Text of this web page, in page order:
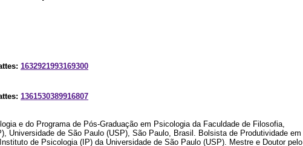
1632921993169300
1361530389916807
e do Programa de Pós-Graduação em Psicologia da Faculdade de Filosofia,
Universidade de São Paulo (USP), São Paulo, Brasil. Bolsista de Produtividade em
de Psicologia (IP) da Universidade de São Paulo (USP). Mestre e Doutor pelo